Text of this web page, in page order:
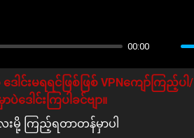
00:00
င်းမရရင်ဖြစ်ဖြစ် VPNကျော်ကြည့်ပါ/
ပဲဒေါင်းကြပါခင်ဗျာ။
မို့ ‌ကြည့်ရတာတန်မှာပါ